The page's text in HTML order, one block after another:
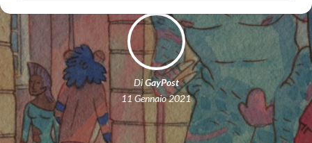
DiGayPost
11 Gennaio 2021